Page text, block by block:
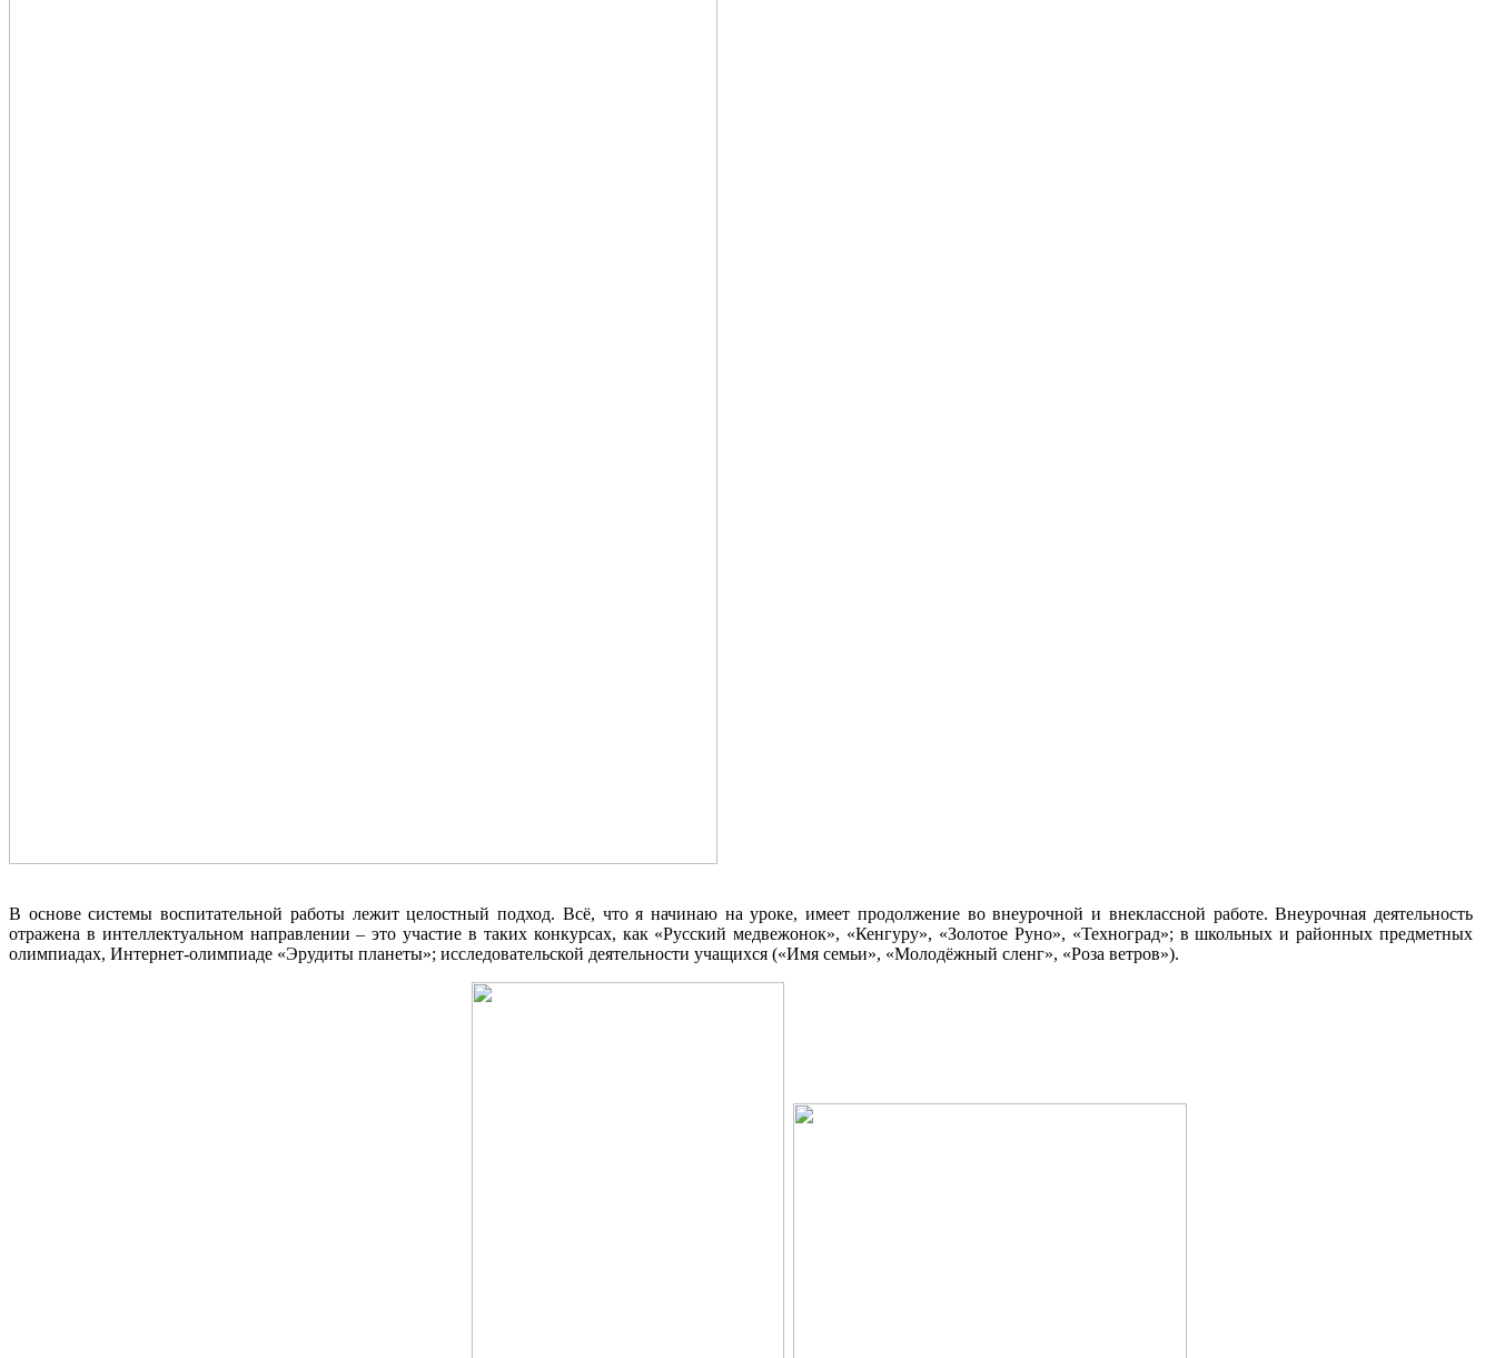
В основе системы воспитательной работы лежит целостный подход. Всё, что я начинаю на уроке, имеет продолжение во внеурочной и внеклассной работе. Внеурочная деятельность
отражена в интеллектуальном направлении – это участие в таких конкурсах, как «Русский медвежонок», «Кенгуру», «Золотое Руно», «Техноград»; в школьных и районных предметных
олимпиадах, Интернет-олимпиаде «Эрудиты планеты»; исследовательской деятельности учащихся («Имя семьи», «Молодёжный сленг», «Роза ветров»).